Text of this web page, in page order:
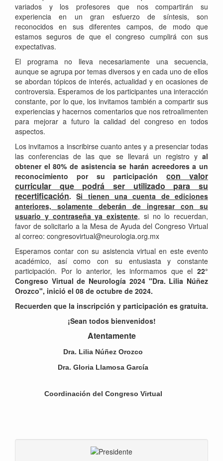
variados y los profesores que nos compartirán su
experiencia en un gran esfuerzo de síntesis, son
reconocidos en sus diferentes campos, de modo que
estamos seguros de que el congreso cumplirá con sus
expectativas.
El programa no lleva necesariamente una secuencia,
aunque se agrupa por temas diversos y en cada uno de ellos
se abordan tópicos de interés, actualidad y en ocasiones de
controversia. Esperamos de los participantes una interacción
constante, por lo que, los invitamos también a compartir sus
experiencias y hacernos comentarios que nos retroalimenten
para mejorar a futuro la calidad del congreso en todos
aspectos.
Los invitamos a inscribirse cuanto antes y a presenciar todas
las conferencias de las que se llevará un registro y al
obtener el 80% de asistencia se harán acreedores a un
reconocimiento por su participacióncon valor
curricular que podrá ser utilizado para su
recertificación.Si tienen una cuenta de ediciones
anteriores, solamente deberán de ingresar con su
usuario y contraseña ya existente, si no lo recuerdan,
favor de solicitarlo a la Mesa de Ayuda del Congreso Virtual
al correo: congresovirtual@neurologia.org.mx
Esperamos contar con su asistencia virtual en este evento
académico, así como con su entusiasta y constante
participación. Por lo anterior, les informamos que el 22°
Congreso Virtual de Neurología 2024 "Dra. Lilia Núñez
Orozco", inició el 08 de octubre de 2024.
Recuerden que la inscripción y participación es gratuita.
¡Sean todos bienvenidos!
Atentamente
Dra. Lilia Núñez Orozco
Dra. Gloria Llamosa García
Coordinación del Congreso Virtual